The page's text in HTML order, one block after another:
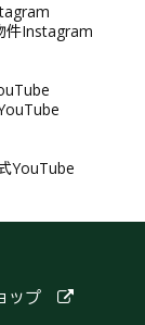
件Instagram
YouTube
ップ